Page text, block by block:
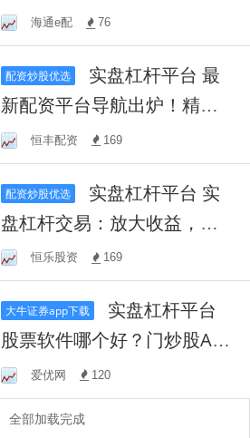
资策略，助力您的股市征程
海通e配 76
配资炒股优选
新配资平台导航出炉！精选
优质平台，助您投资无忧！
恒丰配资 169
配资炒股优选
盘杠杆交易：放大收益，风
险几何？
恒乐股资 169
大牛证券app下载
股票软件哪个好？门炒股APP
推荐！
爱优网 120
全部加载完成